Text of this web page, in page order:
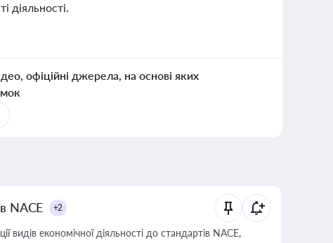
діяльності.
офіційні джерела, на основі яких
NACE +2
видів економічної діяльності до стандартів NACE,